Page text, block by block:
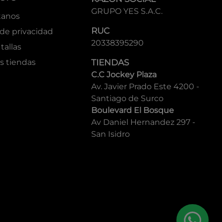
privacidad
tiendas
GRUPO YES S.A.C.
RUC
20338395290
TIENDAS
C.C Jockey Plaza
Av. Javier Prado Este 4200 -
Santiago de Surco
Boulevard El Bosque
Av Daniel Hernandez 297 -
San Isidro